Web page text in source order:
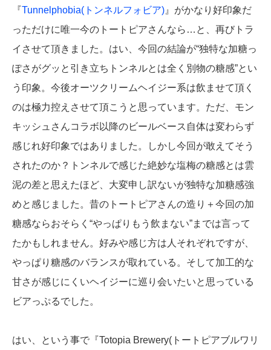
『Tunnelphobia(トンネルフォビア) 』がかなり好印象だ
っただけに唯一今のトートピアさんなら…と、再びトラ
イさせて頂きました。はい、今回の結論が“独特な加糖っ
ぽさがグッと引き立ちトンネルとは全く別物の糖感”とい
う印象。今後オーツクリームヘイジー系は飲ませて頂く
のは極力控えさせて頂こうと思っています。ただ、モン
キッシュさんコラボ以降のビールベース自体は変わらず
感じれ好印象ではありました。しかし今回が敢えてそう
されたのか？トンネルで感じた絶妙な塩梅の糖感とは雲
泥の差と思えたほど、大変申し訳ないが独特な加糖感強
めと感じました。昔のトートピアさんの造り＋今回の加
糖感ならおそらく“やっぱりもう飲まない”までは言って
たかもしれません。好みや感じ方は人それぞれですが、
やっぱり糖感のバランスが取れている。そして加工的な
甘さが感じにくいヘイジーに巡り会いたいと思っている
ビアっぷるでした。
はい、という事で『Totopia Brewery(トートピアブルワリ